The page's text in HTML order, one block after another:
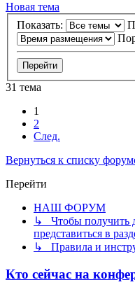
Новая тема
Показать:
31 тема
1
2
След.
Вернуться к списку
Перейти
НАШ ФОРУМ
↳ Чтобы получить
представиться в
↳ Правила и
Кто сейчас на